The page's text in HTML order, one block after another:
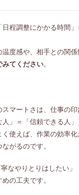
程調整にかかる時間」
度感や、相手との関係
みてください。
マートさは、仕事の印
」＝「信頼できる人」
使えば、作業の効率
がるのです。
なやりとりはしたい」
の工夫です。